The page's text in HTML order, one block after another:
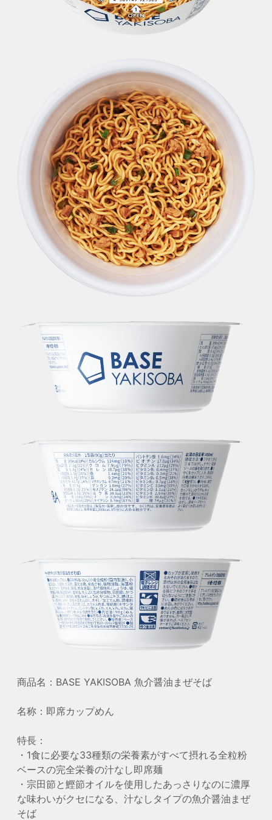
商品名：BASE YAKISOBA 魚介醤油まぜそば
名称：即席カップめん
特長：
・1食に必要な33種類の栄養素がすべて摂れる全粒粉
ベースの完全栄養の汁なし即席麺
・宗田節と鰹節オイルを使用したあっさりなのに濃厚
な味わいがクセになる、汁なしタイプの魚介醤油まぜ
そば